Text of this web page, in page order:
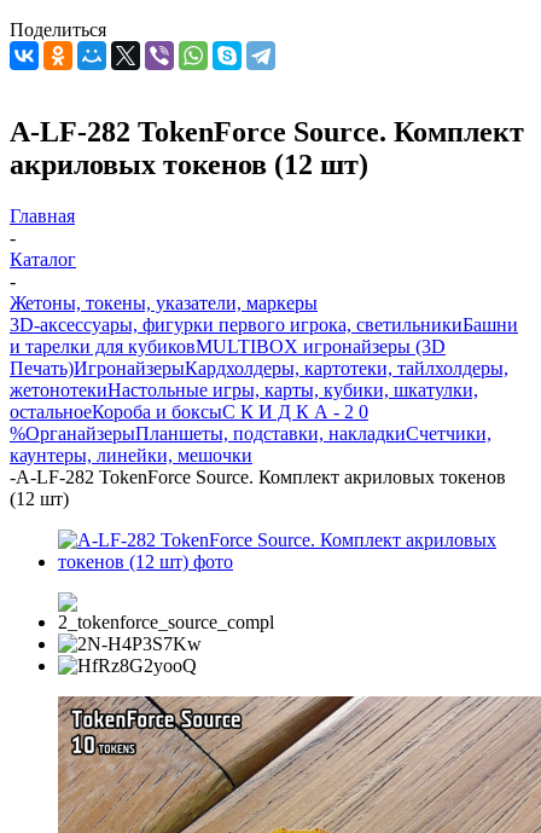
Поделиться
A-LF-282 TokenForce Source. Комплект
акриловых токенов (12 шт)
Главная
-
Каталог
-
Жетоны, токены, указатели, маркеры
3D-аксессуары, фигурки первого игрока, светильникиБашни
и тарелки для кубиковMULTIBOX игронайзеры (3D
Печать)ИгронайзерыКардхолдеры, картотеки, тайлхолдеры,
жетонотекиНастольные игры, карты, кубики, шкатулки,
остальноеКороба и боксыС К И Д К А - 2 0
%ОрганайзерыПланшеты, подставки, накладкиСчетчики,
каунтеры, линейки, мешочки
-A-LF-282 TokenForce Source. Комплект акриловых токенов
(12 шт)